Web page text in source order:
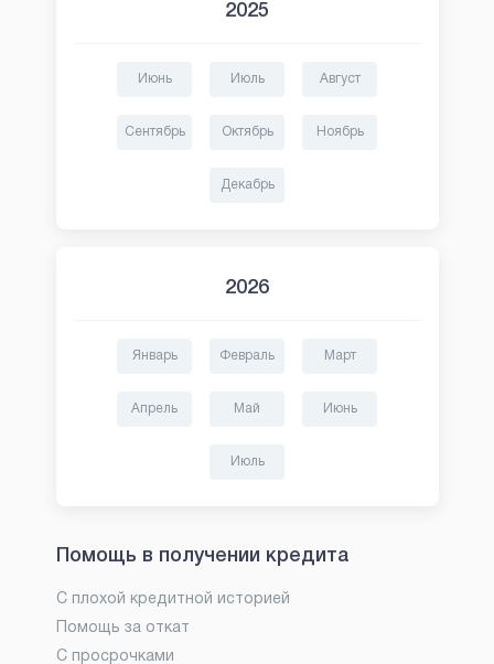
2025
Июнь Июль Август
Сентябрь Октябрь Ноябрь
Декабрь
2026
Январь Февраль Март
Апрель Май Июнь
Июль
Помощь в получении кредита
С плохой кредитной историей
Помощь за откат
С просрочками